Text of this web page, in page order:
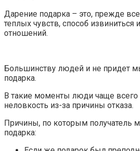
Дарение подарка – это, прежде
теплых чувств, способ извиниться
отношений.
Большинству людей и не придет
подарка.
В такие моменты люди чаще всего
неловкость из-за причины отказа.
Причины, по которым получатель
подарка: